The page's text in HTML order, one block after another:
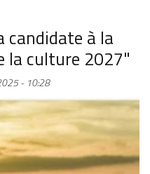
candidate à la
la culture 2027"
- 10:28